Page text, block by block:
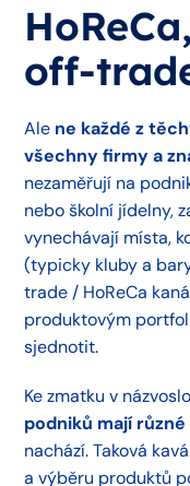
off-
Ale ne každé z
všechny firmy a
nezaměřují na
nebo školní jídelny,
vynechávají místa,
(typicky kluby a
trade / HoReCa
produktovým
sjednotit.
Ke zmatku v
podniků mají
nachází. Taková
a výběru produktů